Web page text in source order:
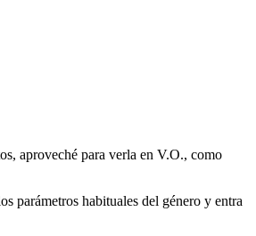
aproveché para verla en V.O., como
parámetros habituales del género y entra